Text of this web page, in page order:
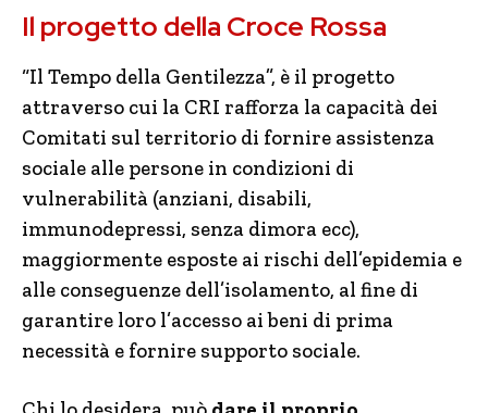
Il progetto della Croce Rossa
“Il Tempo della Gentilezza”, è il progetto
attraverso cui la CRI rafforza la capacità dei
Comitati sul territorio di fornire assistenza
sociale alle persone in condizioni di
vulnerabilità (anziani, disabili,
immunodepressi, senza dimora ecc),
maggiormente esposte ai rischi dell’epidemia e
alle conseguenze dell’isolamento, al fine di
garantire loro l’accesso ai beni di prima
necessità e fornire supporto sociale.